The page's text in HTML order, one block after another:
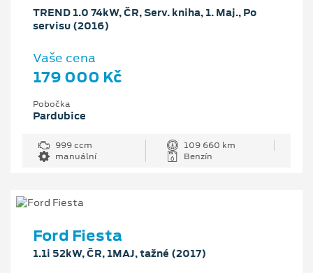
TREND 1.0 74kW, ČR, Serv. kniha, 1. Maj., Po
servisu (2016)
Vaše cena
179 000 Kč
Pobočka
Pardubice
999 ccm
109 660 km
manuální
Benzín
Ford Fiesta
1.1i 52kW, ČR, 1MAJ, tažné (2017)